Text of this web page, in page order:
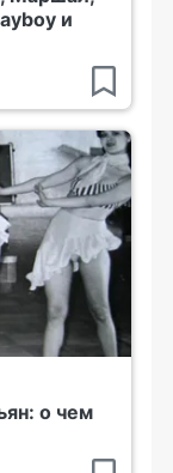
и
о чем